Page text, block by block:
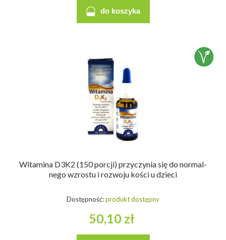
do koszyka
Witamina D3K2 (150 porcji) przyczynia się do normal­
nego wzrostu i rozwoju kości u dzieci
Dostępność:produkt dostępny
50,10 zł